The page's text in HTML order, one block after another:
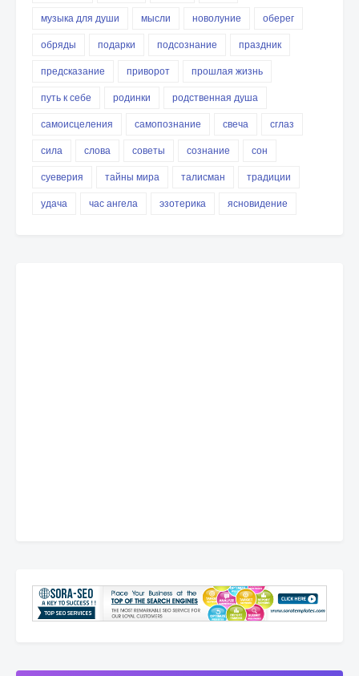
музыка для души
мысли новолуние
оберег
обряды
подарки подсознание
праздник
предсказание
приворот
прошлая жизнь
путь к себе
родинки
родственная душа
самоисцеления
самопознание свеча
сглаз
сила
слова советы сознание
сон
суеверия
тайны мира талисман
традиции
удача
час ангела эзотерика ясновидение